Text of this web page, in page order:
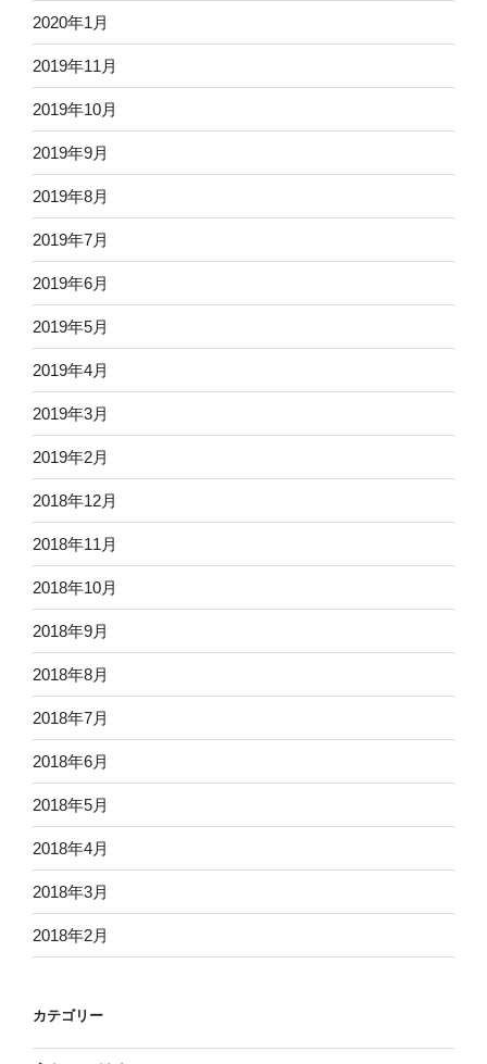
2020年1月
2019年11月
2019年10月
2019年9月
2019年8月
2019年7月
2019年6月
2019年5月
2019年4月
2019年3月
2019年2月
2018年12月
2018年11月
2018年10月
2018年9月
2018年8月
2018年7月
2018年6月
2018年5月
2018年4月
2018年3月
2018年2月
カテゴリー